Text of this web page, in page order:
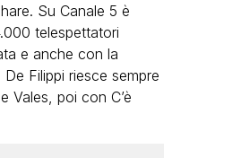
Su Canale 5 è
telespettatori
e anche con la
Filippi riesce sempre
Vales, poi con C’è